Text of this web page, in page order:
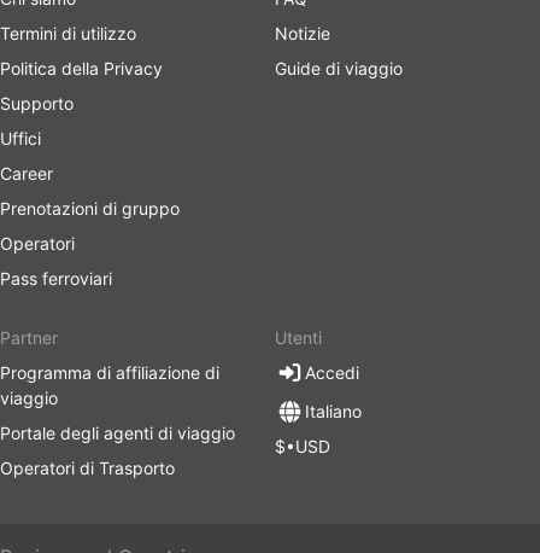
Termini di utilizzo
Politica della Privacy
Supporto
Uffici
Career
Prenotazioni di gruppo
Operatori
Pass ferroviari
Notizie
Guide di viaggio
Partner
Programma di affiliazione di
viaggio
Portale degli agenti di viaggio
Operatori di Trasporto
Utenti
Accedi
Italiano
$•USD